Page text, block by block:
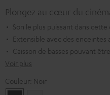
Plongez au cœur du
Son le plus puissant dans
Extensible avec des enceintes
Caisson de basses pouvant
Voir plus
Couleur: Noir